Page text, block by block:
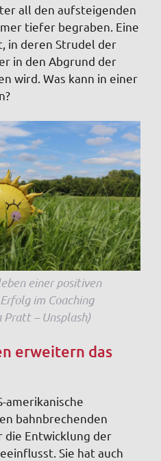
all den aufsteigenden
tiefer begraben. Eine
in deren Strudel der
in den Abgrund der
wird. Was kann in einer
einer positiven
im Coaching
Pratt – Unsplash)
erweitern das
amerikanische
bahnbrechenden
die Entwicklung der
Sie hat auch